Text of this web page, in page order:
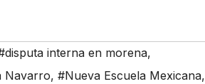
interna en morena,
Navarro, #Nueva Escuela Mexicana,